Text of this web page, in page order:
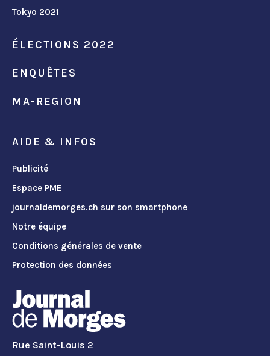
Tokyo 2021
ÉLECTIONS 2022
ENQUÊTES
MA-REGION
AIDE & INFOS
Publicité
Espace PME
journaldemorges.ch sur son smartphone
Notre équipe
Conditions générales de vente
Protection des données
Rue Saint-Louis 2